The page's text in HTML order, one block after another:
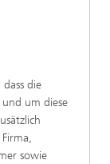
die
um diese
sowie